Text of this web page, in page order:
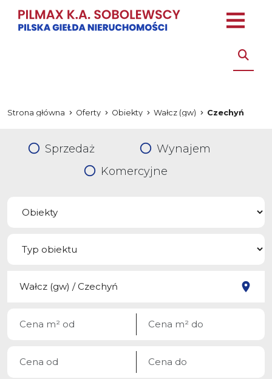
Strona główna Oferty Obiekty Wałcz (gw) Czechyń
Sprzedaż
Wynajem
Komercyjne